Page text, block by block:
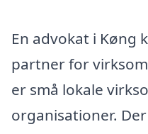
En advokat i Køng
partner for
er små lokale
organisationer.